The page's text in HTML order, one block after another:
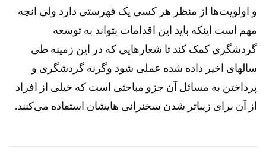
و اولویت‌ها از منظر هر کسی یک فهرستی دارد ولی انچه
مهم است اینکه باید این اقدامات بتواند به توسعه
گردشگری کمک کند تا شعارهایی که در این زمینه طی
سالهای اخیر داده شده عملی شود وگرنه گردشگری و
پرداختن به مسائل آن جزو مباحثی است که خیلی از افراد
از آن برای زیباتر شدن سخنرانی هایشان استفاده می‌کنند.